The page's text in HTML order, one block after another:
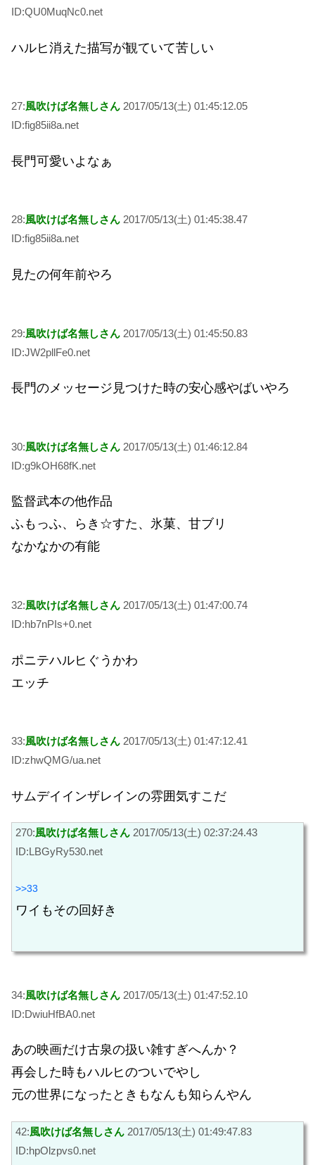
ID:QU0MuqNc0.net
ハルヒ消えた描写が観ていて苦しい
27:風吹けば名無しさん 2017/05/13(土) 01:45:12.05
ID:fig85ii8a.net
長門可愛いよなぁ
28:風吹けば名無しさん 2017/05/13(土) 01:45:38.47
ID:fig85ii8a.net
見たの何年前やろ
29:風吹けば名無しさん 2017/05/13(土) 01:45:50.83
ID:JW2pllFe0.net
長門のメッセージ見つけた時の安心感やばいやろ
30:風吹けば名無しさん 2017/05/13(土) 01:46:12.84
ID:g9kOH68fK.net
監督武本の他作品
ふもっふ、らき☆すた、氷菓、甘ブリ
なかなかの有能
32:風吹けば名無しさん 2017/05/13(土) 01:47:00.74
ID:hb7nPIs+0.net
ポニテハルヒぐうかわ
エッチ
33:風吹けば名無しさん 2017/05/13(土) 01:47:12.41
ID:zhwQMG/ua.net
サムデイインザレインの雰囲気すこだ
270:風吹けば名無しさん 2017/05/13(土) 02:37:24.43
ID:LBGyRy530.net
>>33
ワイもその回好き
34:風吹けば名無しさん 2017/05/13(土) 01:47:52.10
ID:DwiuHfBA0.net
あの映画だけ古泉の扱い雑すぎへんか？
再会した時もハルヒのついでやし
元の世界になったときもなんも知らんやん
42:風吹けば名無しさん 2017/05/13(土) 01:49:47.83
ID:hpOlzpvs0.net